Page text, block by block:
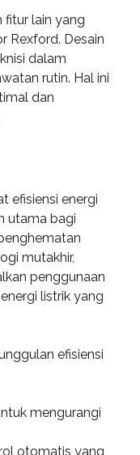
fitur lain yang
Rexford. Desain
dalam
rutin. Hal ini
dan
efisiensi energi
utama bagi
mutakhir,
penggunaan
listrik yang
efisiensi
mengurangi
otomatis yang